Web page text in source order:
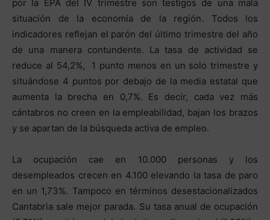
por la EPA del IV trimestre son testigos de una mala
situación de la economía de la región. Todos los
indicadores reflejan el parón del último trimestre del año
de una manera contundente. La tasa de actividad se
reduce al 54,2%, 1 punto menos en un solo trimestre y
situándose 4 puntos por debajo de la media estatal que
aumenta la brecha en 0,7%. Es decir, cada vez más
cántabros no creen en la empleabilidad, bajan los brazos
y se apartan de la búsqueda activa de empleo.
La ocupación cae en 10.000 personas y los
desempleados crecen en 4.100 elevando la tasa de paro
en un 1,73%. Tampoco en términos desestacionalizados
Cantabria sale mejor parada. Su tasa anual de ocupación